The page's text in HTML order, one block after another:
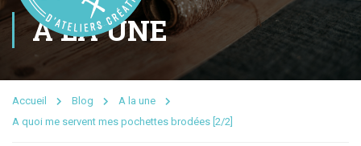
A LA UNE
Accueil Blog
A la une
A quoi me servent mes pochettes brodées [2/2]